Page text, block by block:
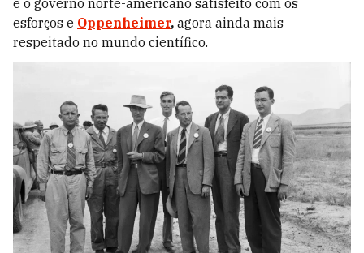
e o governo norte-americano satisfeito com os
esforços e Oppenheimer, agora ainda mais
respeitado no mundo científico.